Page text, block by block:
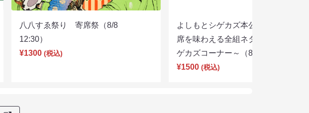
八八すゑ祭り 寄席祭（8/8
12:30）
¥1300 (税込)
よしもとシゲカズ本公演～本気の寄
席を味わえる全組ネタと大阪名物シ
ゲカズコーナー～（8/8 13:30）
¥1500 (税込)